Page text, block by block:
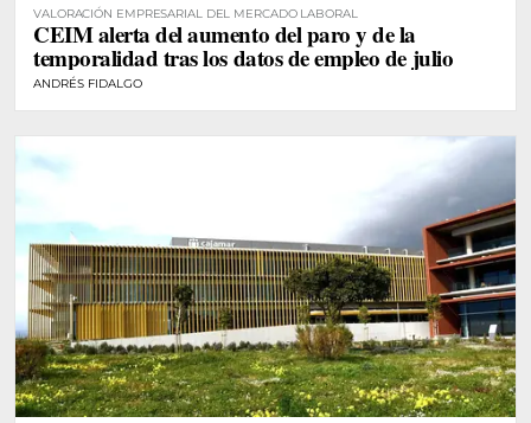
VALORACIÓN EMPRESARIAL DEL MERCADO LABORAL
CEIM alerta del aumento del paro y de la
temporalidad tras los datos de empleo de julio
ANDRÉS FIDALGO